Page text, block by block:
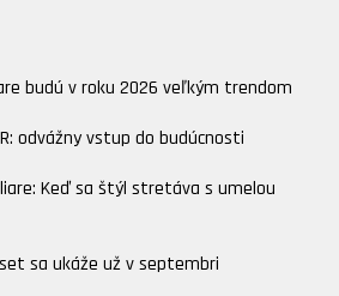
budú v roku 2026 veľkým trendom
odvážny vstup do budúcnosti
Keď sa štýl stretáva s umelou
sa ukáže už v septembri